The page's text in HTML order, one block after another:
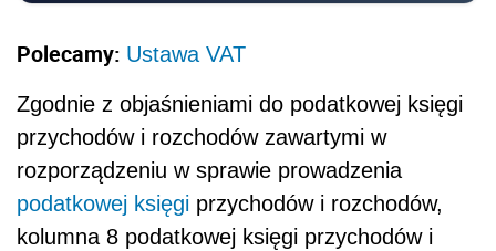
Polecamy: Ustawa VAT
Zgodnie z objaśnieniami do podatkowej księgi
przychodów i rozchodów zawartymi w
rozporządzeniu w sprawie prowadzenia
podatkowej księgi przychodów i rozchodów,
kolumna 8 podatkowej księgi przychodów i